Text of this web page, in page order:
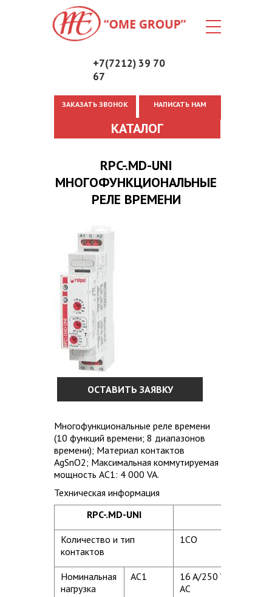
+7(7212) 39 70
67
ЗАКАЗАТЬ ЗВОНОК НАПИСАТЬ НАМ
КАТАЛОГ
RPC-.MD-UNI
МНОГОФУНКЦИОНАЛЬНЫЕ
РЕЛЕ ВРЕМЕНИ
ОСТАВИТЬ ЗАЯВКУ
Многофункциональные реле времени
(10 функций времени; 8 диапазонов
времени); Материал контактов
AgSnO2; Максимальная коммутируемая
мощность AC1: 4 000 VA.
Техническая информация
RPC-.MD-UNI
Количество и тип
контактов
1CO
Номинальная
нагрузка
AC1
16 A/250 V
AC